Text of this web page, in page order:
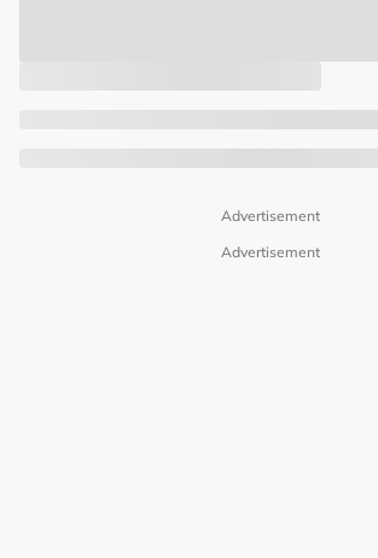
Advertisement
Advertisement